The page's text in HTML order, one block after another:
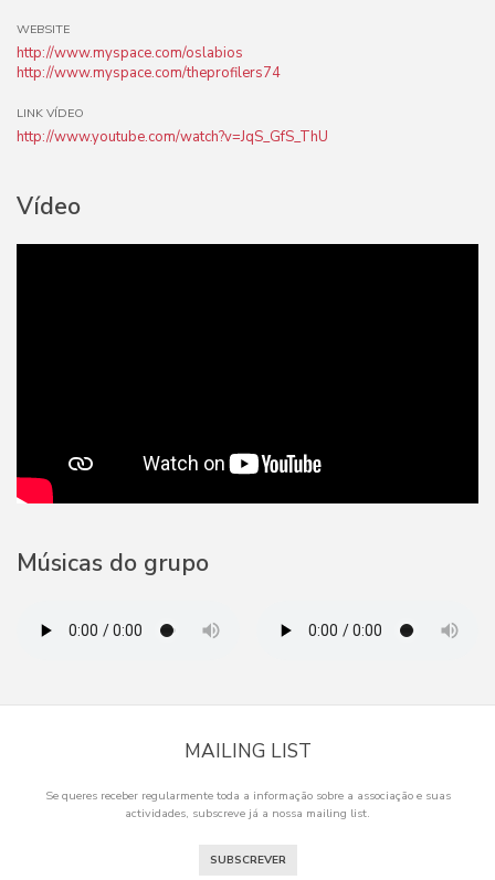
WEBSITE
http://www.myspace.com/oslabios
http://www.myspace.com/theprofilers74
LINK VÍDEO
http://www.youtube.com/watch?v=JqS_GfS_ThU
Vídeo
Músicas do grupo
MAILING LIST
Se queres receber regularmente toda a informação sobre a associação e suas
actividades, subscreve já a nossa mailing list.
SUBSCREVER